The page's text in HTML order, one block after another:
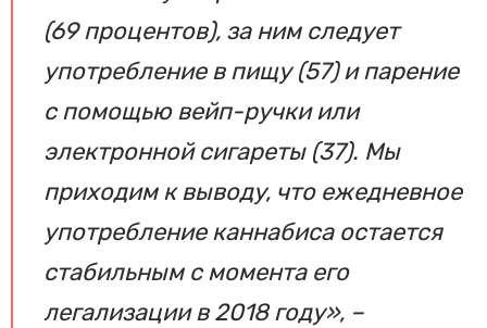
(69 процентов), за ним следует
употребление в пищу (57) и парение
с помощью вейп-ручки или
электронной сигареты (37). Мы
приходим к выводу, что ежедневное
употребление каннабиса остается
стабильным с момента его
легализации в 2018 году», –